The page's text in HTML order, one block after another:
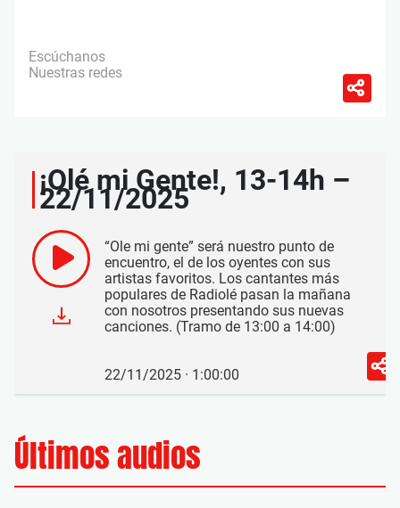
Escúchanos
Nuestras redes
¡Olé mi Gente!, 13-14h –
22/11/2025
“Ole mi gente” será nuestro punto de
encuentro, el de los oyentes con sus
artistas favoritos. Los cantantes más
populares de Radiolé pasan la mañana
con nosotros presentando sus nuevas
canciones. (Tramo de 13:00 a 14:00)
22/11/2025 · 1:00:00
Últimos audios